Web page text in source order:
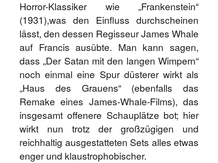
Horror-Klassiker wie „Frankenstein“
(1931),was den Einfluss durchscheinen
lässt, den dessen Regisseur James Whale
auf Francis ausübte. Man kann sagen,
dass „Der Satan mit den langen Wimpern“
noch einmal eine Spur düsterer wirkt als
„Haus des Grauens“ (ebenfalls das
Remake eines James-Whale-Films), das
insgesamt offenere Schauplätze bot; hier
wirkt nun trotz der großzügigen und
reichhaltig ausgestatteten Sets alles etwas
enger und klaustrophobischer.